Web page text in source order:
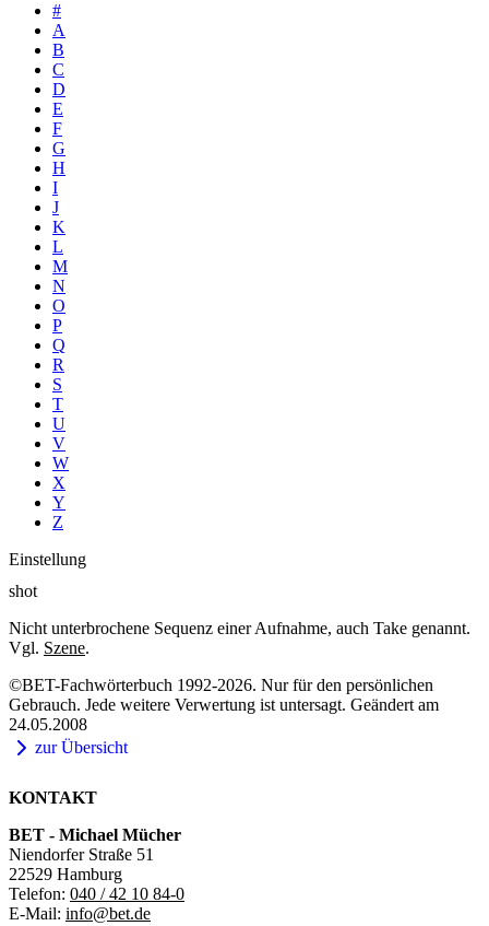
#
A
B
C
D
E
F
G
H
I
J
K
L
M
N
O
P
Q
R
S
T
U
V
W
X
Y
Z
Einstellung
shot
Nicht unterbrochene Sequenz einer Aufnahme, auch Take genannt.
Vgl. Szene.
©BET-Fachwörterbuch 1992-2026. Nur für den persönlichen
Gebrauch. Jede weitere Verwertung ist untersagt. Geändert am
24.05.2008
zur Übersicht
KONTAKT
BET - Michael Mücher
Niendorfer Straße 51
22529 Hamburg
Telefon: 040 / 42 10 84-0
E-Mail: info@bet.de